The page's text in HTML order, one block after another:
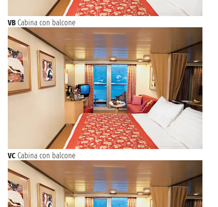
VB Cabina con balcone
VC Cabina con balcone